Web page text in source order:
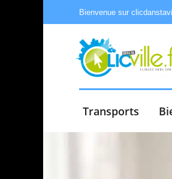
Bienvenue sur
Transports